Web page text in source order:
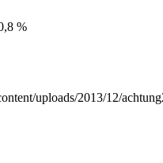
%
uploads/2013/12/